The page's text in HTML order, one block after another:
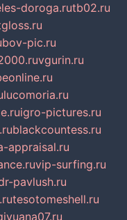
doroga.rutb02.ru
pic.ru
vgurin.ru
lucomoria.ru
igro-pictures.ru
blackcountess.ru
appraisal.ru
vip-surfing.ru
pavlush.ru
tesotomeshell.ru